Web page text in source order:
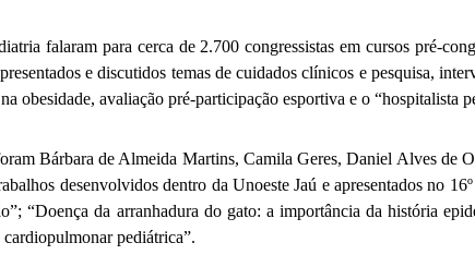
falaram para cerca de 2.700 congressistas em cursos pré-
e discutidos temas de cuidados clínicos e pesquisa,
obesidade, avaliação pré-participação esportiva e o “hospitalista
Bárbara de Almeida Martins, Camila Geres, Daniel Alves
desenvolvidos dentro da Unoeste Jaú e apresentados no
“Doença da arranhadura do gato: a importância da história
pediátrica”.